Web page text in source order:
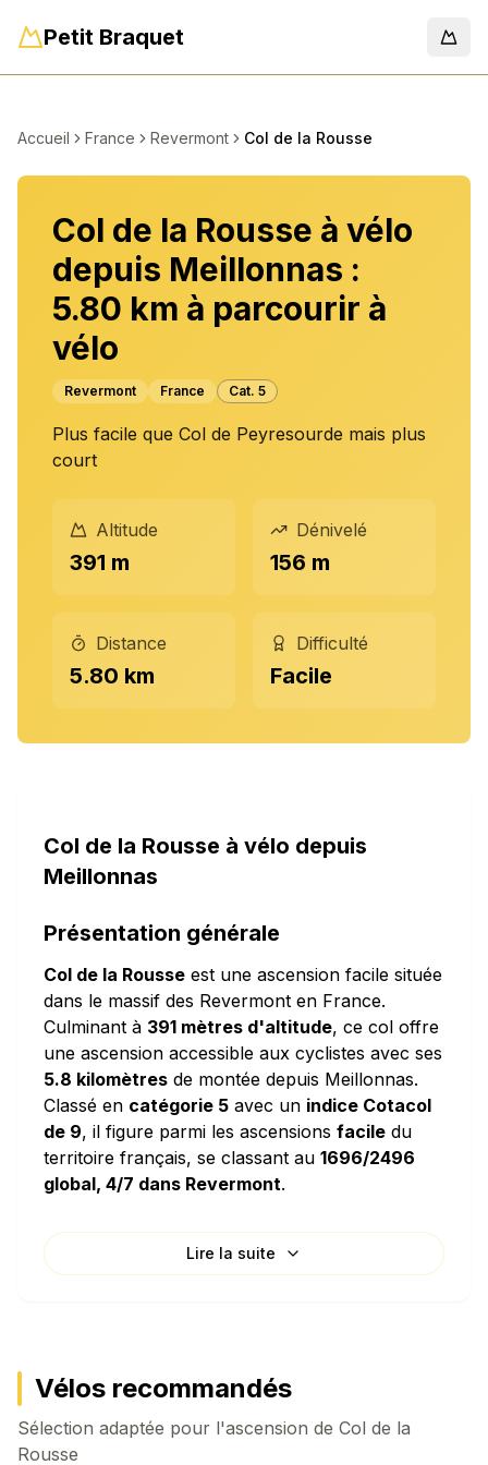
Petit Braquet
Accueil France Revermont Col de la Rousse
Col de la Rousse à vélo
depuis Meillonnas :
5.80 km à parcourir à
vélo
Revermont France Cat. 5
Plus facile que Col de Peyresourde mais plus
court
Altitude
391 m
Dénivelé
156 m
Distance
5.80 km
Difficulté
Facile
Col de la Rousse à vélo depuis
Meillonnas
Présentation générale
Col de la Rousse est une ascension facile située
dans le massif des Revermont en France.
Culminant à 391 mètres d'altitude, ce col offre
une ascension accessible aux cyclistes avec ses
5.8 kilomètres de montée depuis Meillonnas.
Classé en catégorie 5 avec un indice Cotacol
de 9, il figure parmi les ascensions facile du
territoire français, se classant au 1696/2496
global, 4/7 dans Revermont.
Caractéristiques techniques
L'ascension de Col de la Rousse se distingue par
que vous grimperez l'équivalent d'un immeuble
de 9 étages pour chaque kilomètre parcouru
horizontalement. Le col présente des passages
plus pentus avec une
Lire la suite
Vélos recommandés
Sélection adaptée pour l'ascension de Col de la
Rousse